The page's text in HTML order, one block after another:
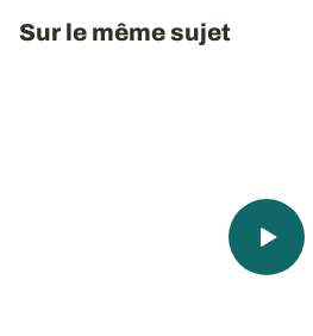
Sur le même sujet